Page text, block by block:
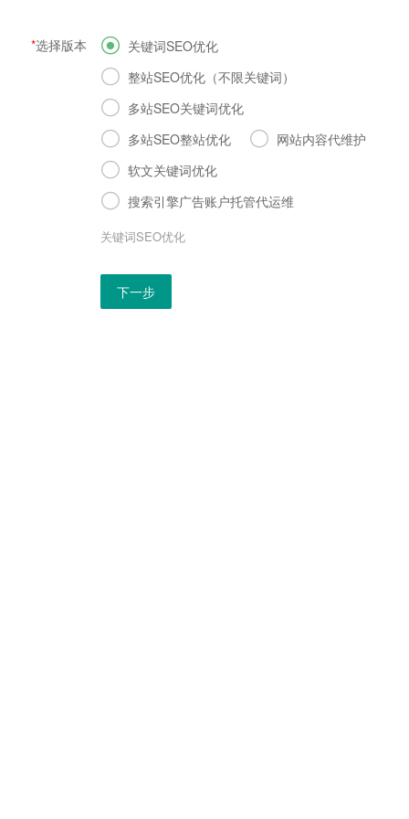
*选择版本  关键词SEO优化
 整站SEO优化（不限关键词）
 多站SEO关键词优化
 多站SEO整站优化  网站内容代维护
 软文关键词优化
 搜索引擎广告账户托管代运维
关键词SEO优化
下一步